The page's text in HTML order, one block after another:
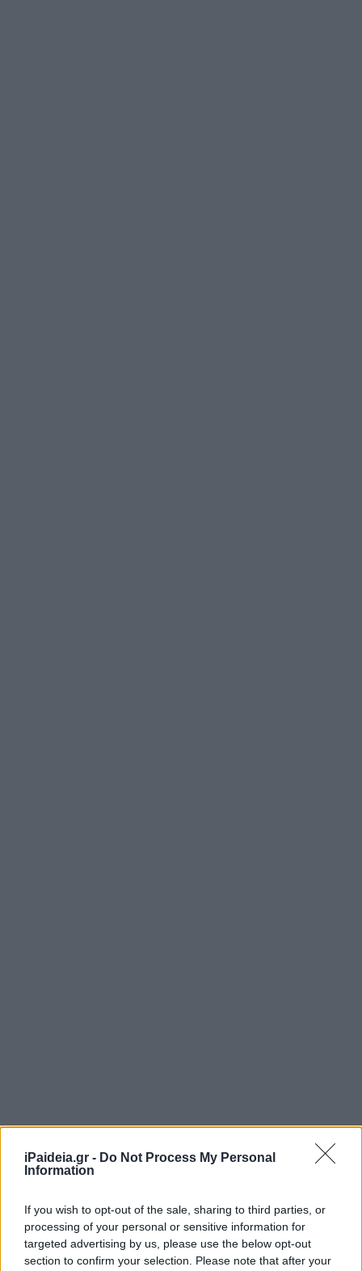
iPaideia.gr - Do Not Process My Personal
Information
If you wish to opt-out of the sale, sharing to third parties, or
processing of your personal or sensitive information for
targeted advertising by us, please use the below opt-out
section to confirm your selection. Please note that after your